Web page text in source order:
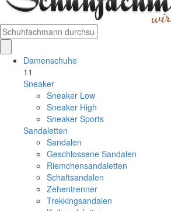
Damenschuhe
11
Sneaker
Sneaker Low
Sneaker High
Sneaker Sports
Sandaletten
Sandalen
Geschlossene Sandalen
Riemchensandaletten
Schaftsandalen
Zehentrenner
Trekkingsandalen